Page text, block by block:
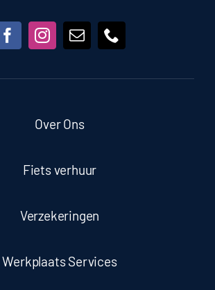
Over Ons
Fiets verhuur
Verzekeringen
Werkplaats Services